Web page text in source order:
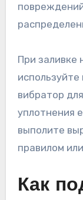
При заливке
вибратор
уплотнения
выполите
правилом
Как